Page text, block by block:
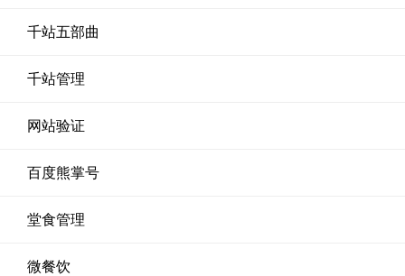
千站五部曲
千站管理
网站验证
百度熊掌号
堂食管理
微餐饮